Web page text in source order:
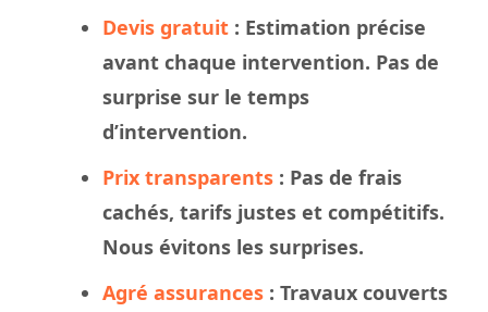
Devis gratuit : Estimation précise
avant chaque intervention. Pas de
surprise sur le temps
d’intervention.
Prix transparents : Pas de frais
cachés, tarifs justes et compétitifs.
Nous évitons les surprises.
Agré assurances : Travaux couverts